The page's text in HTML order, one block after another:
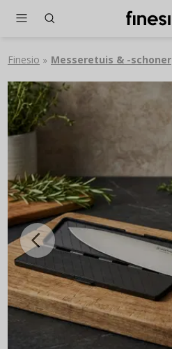
Finesio » Messeretuis & -schoner